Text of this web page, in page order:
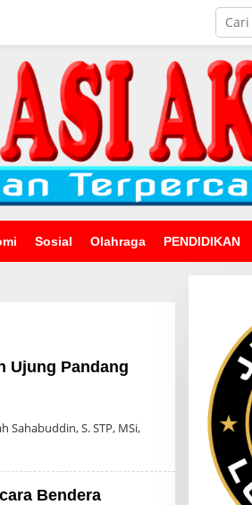
Sosial Olahraga PENDIDIKAN
Ujung Pandang
Sahabuddin, S. STP, MSi,
Bendera